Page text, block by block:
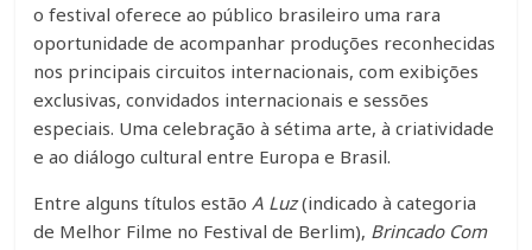
o festival oferece ao público brasileiro uma rara
oportunidade de acompanhar produções reconhecidas
nos principais circuitos internacionais, com exibições
exclusivas, convidados internacionais e sessões
especiais. Uma celebração à sétima arte, à criatividade
e ao diálogo cultural entre Europa e Brasil.
Entre alguns títulos estãoA Luz(indicado à categoria
de Melhor Filme no Festival de Berlim), Brincado Com